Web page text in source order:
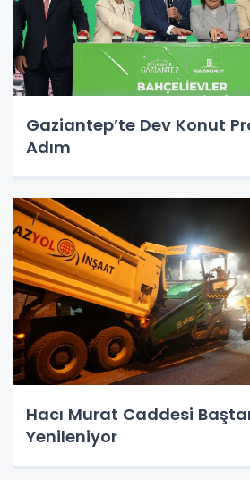
Gaziantep’te Dev Konut
Adım
Hacı Murat Caddesi
Yenileniyor